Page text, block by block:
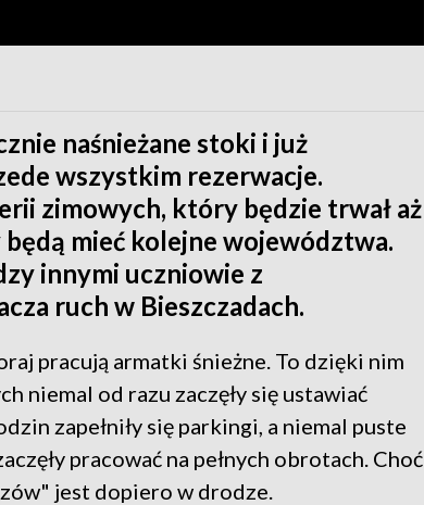
naśnieżane stoki i już
wszystkim rezerwacje.
zimowych, który będzie trwał aż
mieć kolejne województwa.
innymi uczniowie z
ruch w Bieszczadach.
pracują armatki śnieżne. To dzięki nim
niemal od razu zaczęły się ustawiać
zapełniły się parkingi, a niemal puste
pracować na pełnych obrotach. Choć
jest dopiero w drodze.